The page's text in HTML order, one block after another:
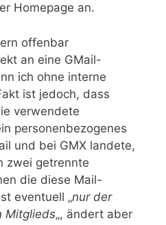
Homepage an.
offenbar
an eine GMail-
ich ohne interne
ist jedoch, dass
verwendete
personenbezogenes
und bei GMX landete,
zwei getrennte
die diese Mail-
eventuell „nur der
Mitglieds„, ändert aber